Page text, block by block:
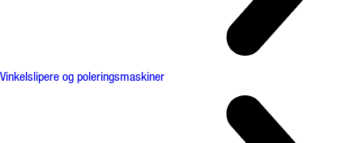
Vinkelslipere og poleringsmaskiner